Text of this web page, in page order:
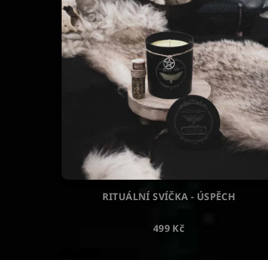
t
ů
o
d
u
RITUÁLNÍ SVÍČKA - ÚSPĚCH
499 Kč